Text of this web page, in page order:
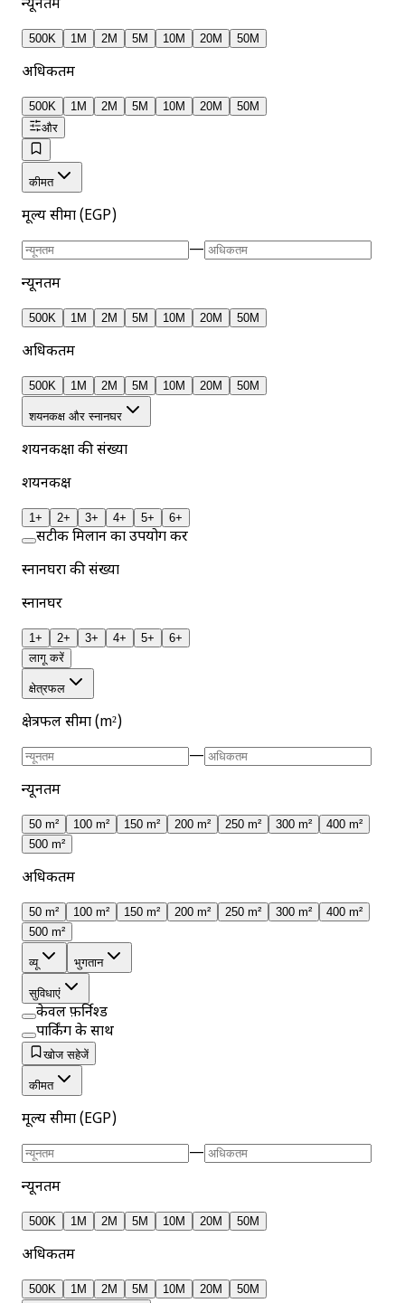
न्यूनतम
500K 1M 2M 5M 10M 20M 50M
अधिकतम
500K 1M 2M 5M 10M 20M
50M
और
कीमत
मूल्य सीमा (EGP)
—
न्यूनतम
500K 1M 2M 5M 10M 20M 50M
अधिकतम
500K 1M 2M 5M 10M 20M 50M
शयनकक्ष और स्नानघर
शयनकक्षों की संख्या
शयनकक्ष
1+ 2+ 3+ 4+ 5+ 6+
सटीक मिलान का उपयोग करें
स्नानघरों की संख्या
स्नानघर
1+ 2+ 3+ 4+ 5+
6+
लागू करें
क्षेत्रफल
क्षेत्रफल सीमा (m²)
—
न्यूनतम
50 m² 100 m² 150 m² 200 m² 250 m² 300 m²
400 m²
500 m²
अधिकतम
50 m² 100 m² 150 m² 200 m² 250 m² 300 m²
400 m²
500 m²
व्यू भुगतान
सुविधाएं
केवल फ़र्निश्ड
पार्किंग के साथ
खोज सहेजें
कीमत
मूल्य सीमा (EGP)
—
न्यूनतम
500K 1M 2M 5M 10M 20M 50M
अधिकतम
500K 1M 2M 5M 10M 20M 50M